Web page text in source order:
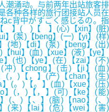
涌动。与前两年出站旅客排
各种各样的旅行团接站人员在
c背中がすごく感じるの。指
】( )【 】(心)【xin】(脏)
】(泵)【beng】(一)【yi】(样)
(地)【di】(泵)【beng】(出)
hui】(血)【xue】(液)【ye】
】(也)【ye】(在)【zai】(不)
冲)【chong】(击)【ji】(血)
(，)【，】(产)【chan】(生)
】(。)【。】(血)【xue】(压)
】(，)【，】(可)【ke】(能)
(、)【、】(脑)【nao】(、)
(来)【lai】(危)【wei】(害)